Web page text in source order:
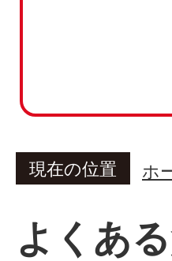
現在の位置 ホ
よくあ